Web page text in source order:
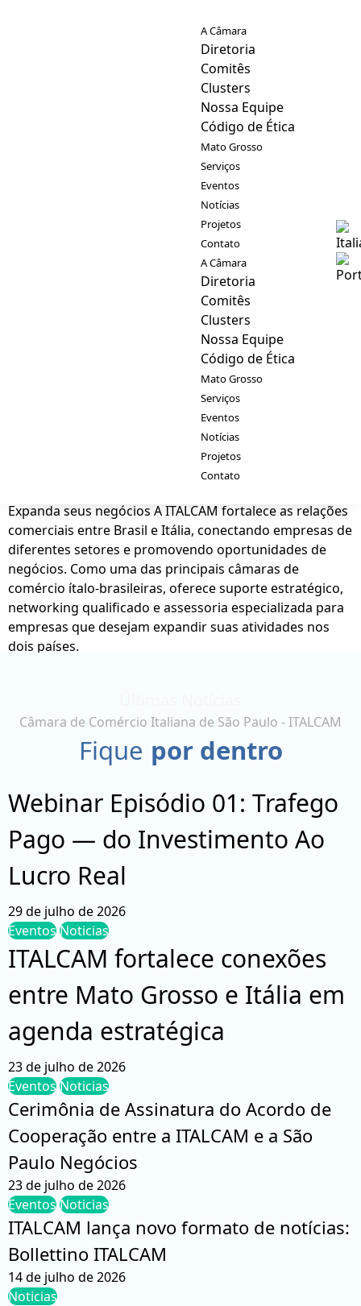
A Câmara
Diretoria
Comitês
Clusters
Nossa Equipe
Código de Ética
Mato Grosso
Serviços
Eventos
Notícias
Projetos
Contato
A Câmara
Diretoria
Comitês
Clusters
Nossa Equipe
Código de Ética
Mato Grosso
Serviços
Eventos
Notícias
Projetos
Contato
Expanda seus negócios A ITALCAM fortalece as relações
comerciais entre Brasil e Itália, conectando empresas de
diferentes setores e promovendo oportunidades de
negócios. Como uma das principais câmaras de
comércio ítalo-brasileiras, oferece suporte estratégico,
networking qualificado e assessoria especializada para
empresas que desejam expandir suas atividades nos
dois países.
Câmara de Comércio Italiana de São Paulo - ITALCAM
Fique por dentro
Webinar Episódio 01: Trafego
Pago — do Investimento Ao
Lucro Real
29 de julho de 2026
EventosNoticias
ITALCAM fortalece conexões
entre Mato Grosso e Itália em
agenda estratégica
23 de julho de 2026
EventosNoticias
Cerimônia de Assinatura do Acordo de
Cooperação entre a ITALCAM e a São
Paulo Negócios
23 de julho de 2026
EventosNoticias
ITALCAM lança novo formato de notícias:
Bollettino ITALCAM
14 de julho de 2026
Noticias